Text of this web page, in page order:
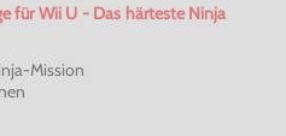
für Wii U - Das härteste Ninja
Mission